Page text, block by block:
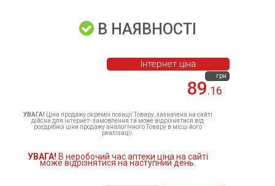
В НАЯВНОСТІ
89.16
грн
Інтернет ціна
УВАГА! Ціна продажу окремої позиції Товару, зазначена на сайті
дійсна для інтернет- замовлення та може відрізнятися від
роздрібної ціни продажу аналогічного Товару в місці його
реалізації.
УВАГА! В неробочий час аптеки ціна на сайті
може відрізнятися на наступний день.